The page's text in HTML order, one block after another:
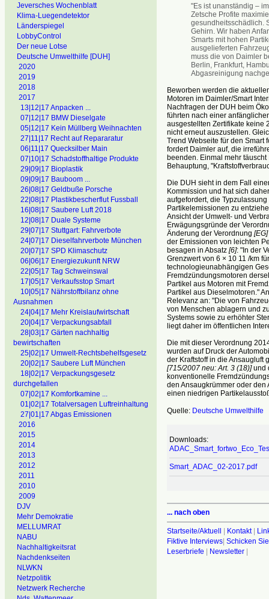
Jeversches Wochenblatt
Klima-Luegendetektor
Länderspiegel
LobbyControl
Der neue Lotse
Deutsche Umwelthilfe [DUH]
2020
2019
2018
2017
13|12|17 Anpacken ...
07|12|17 BMW Dieselgate
05|12|17 Kein Müllberg Weihnachten
27|11|17 Recht auf Repararatur
06|11|17 Quecksilber Main
07|10|17 Schadstoffhaltige Produkte
29|09|17 Bioplastik
09|09|17 Bauboom ...
26|08|17 Geldbuße Porsche
22|08|17 Plastikbescherflut Fussball
16|08|17 Saubere Luft 2018
12|08|17 Duale Systeme
29|07|17 Stuttgart: Fahrverbote
24|07|17 Dieselfahrverbote München
20|07|17 SPD Klimaschutz
06|06|17 Energiezukunft NRW
22|05|17 Tag Schweinswal
17|05|17 Verkaufsstop Smart
10|05|17 Nährstoffbilanz ohne
Ausnahmen
24|04|17 Mehr Kreislaufwirtschaft
20|04|17 Verpackungsabfall
28|03|17 Gärten nachhaltig
bewirtschaften
25|02|17 Umwelt-Rechtsbehelfsgesetz
20|02|17 Saubere Luft München
18|02|17 Verpackungsgesetz
durchgefallen
07|02|17 Komfortkamine ...
01|02|17 Totalversagen Luftreinhaltung
27|01|17 Abgas Emissionen
2016
2015
2014
2013
2012
2011
2010
2009
DJV
Mehr Demokratie
MELLUMRAT
NABU
Nachhaltigkeitsrat
Nachdenkseiten
NLWKN
Netzpolitik
Netzwerk Recherche
"Es ist unanständig –
Zetsche Profite
gesundheitsschädlich.
Gehirn. Wir haben
Smarts mit hohen
ausgelieferten
muss die von Daimler
Berlin, Frankfurt,
Abgasreinigung
Beworben werden die
Motoren im Daimler/Smart
Nachfragen der DUH beim
führten nach einer
ausgestellten Zertifikate keine
nicht erneut auszustellen.
Trend Webseite für den Smart
fordert Daimler auf, die
beenden. Einmal mehr
Behauptung,
Die DUH sieht in dem Fall
Kommission und hat sich
aufgefordert, die
Partikelemissionen zu
Ansicht der Umwelt- und
Erwägungsgründe der
Änderung der Verordnung [EG]
der Emissionen von leichten
besagen in Absatz[6]: "In der
Grenzwert von 6 × 10 11 /km
technologieunabhängigen
Fremdzündungsmotoren
Partikel aus Motoren mit
Partikel aus Dieselmotoren."
Relevanz an: "Die von
von Menschen ablagern und
Systems sowie zu erhöhter
liegt daher im öffentlichen
Die mit dieser Verordnung
wurden auf Druck der
der Kraftstoff in die Ansaugluft
[715/2007 neu: Art. 3 (18)]und
konventionelle
den Ansaugkrümmer oder
einen niedrigen
Quelle: Deutsche Umwelthilfe
Downloads:
Smart_ADAC_02-2017.pdf
... nach oben
Startseite/Aktuell | Kontakt|
Fiktive Interviews| Schicken
Leserbriefe | Newsletter|